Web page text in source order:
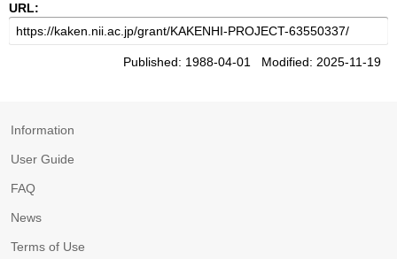
URL:
Published: 1988-04-01 Modified: 2025-11-19
Information
User Guide
FAQ
News
Terms of Use